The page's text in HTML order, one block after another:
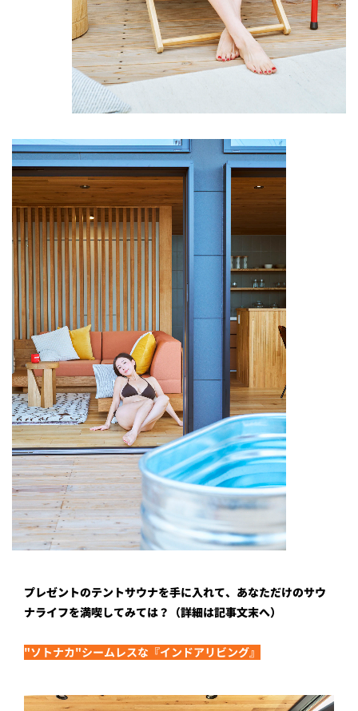
プレゼントのテントサウナを手に入れて、あなただけのサウ
ナライフを満喫してみては？（詳細は記事文末へ）
"ソトナカ"シームレスな『インドアリビング』